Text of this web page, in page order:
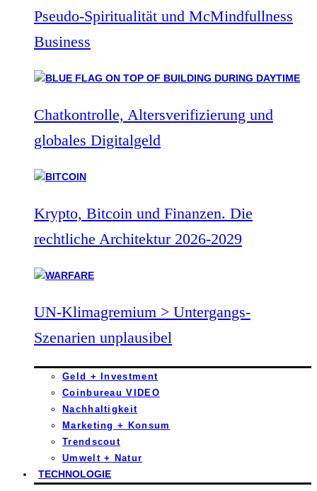
Pseudo-Spiritualität und McMindfullness
Business
Chatkontrolle, Altersverifizierung und
globales Digitalgeld
Krypto, Bitcoin und Finanzen. Die
rechtliche Architektur 2026-2029
UN-Klimagremium > Untergangs-
Szenarien unplausibel
Geld + Investment
Coinbureau VIDEO
Nachhaltigkeit
Marketing + Konsum
Trendscout
Umwelt + Natur
TECHNOLOGIE